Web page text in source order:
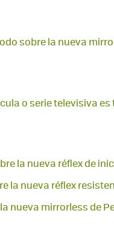
sobre la nueva
o serie televisiva
la nueva réflex de
la nueva réflex
nueva mirrorless de